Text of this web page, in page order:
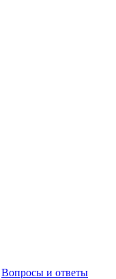
Вопросы и ответы